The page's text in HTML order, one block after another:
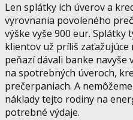
Len splátky ich úverov a
vyrovnania povoleného
výške vyše 900 eur.
klientov už príliš
peňazí dávali banke
na spotrebných úveroch,
prečerpaniach. A
náklady tejto rodiny na
potrebné výdaje.